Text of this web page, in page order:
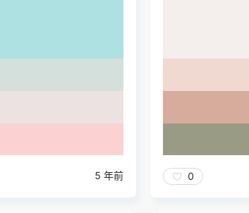
5 年前 0